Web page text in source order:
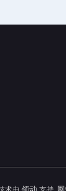
术由 支持.